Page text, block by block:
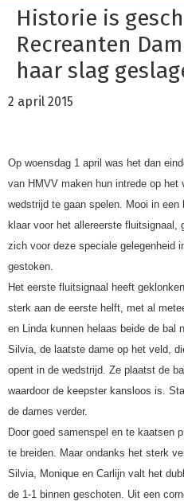
Historie is
Recreanten
haar slag
2 april 2015
Op woensdag 1 april was het dan
van HMVV maken hun intrede op het
wedstrijd te gaan spelen. Mooi in
klaar voor het allereerste fluitsignaal,
zich voor deze speciale gelegenheid
gestoken.
Het eerste fluitsignaal heeft
sterk aan de eerste helft, met al
en Linda kunnen helaas beide de bal
Silvia, de laatste dame op het veld,
opent in de wedstrijd. Ze plaatst de
waardoor de keepster kansloos is.
de dames verder.
Door goed samenspel en te kaatsen
te breiden. Maar ondanks het sterk
Silvia, Monique en Carlijn valt het
de 1-1 binnen geschoten. Uit een